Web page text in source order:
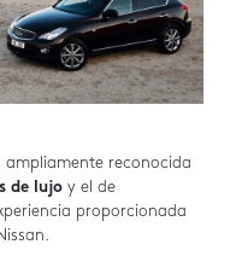
ampliamente reconocida
de lujoy el de
proporcionada